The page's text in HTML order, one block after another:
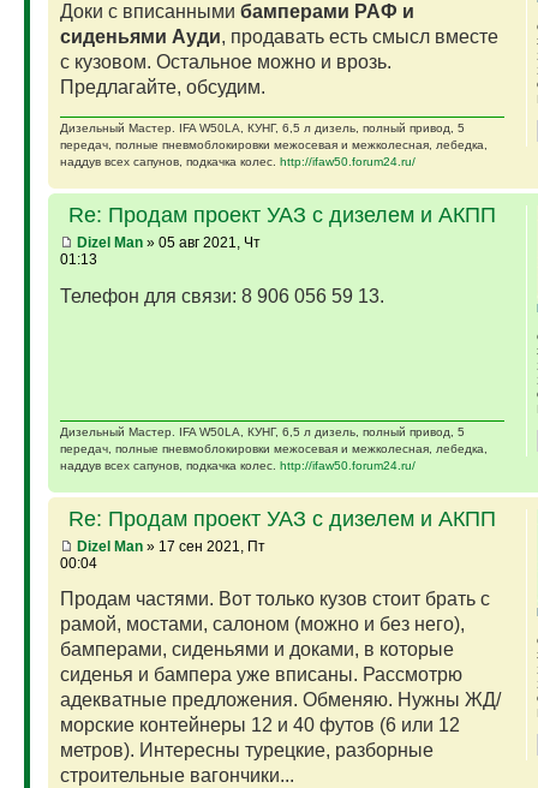
Доки с вписанными бамперами РАФ и
сиденьями Ауди, продавать есть смысл вместе
с кузовом. Остальное можно и врозь.
Предлагайте, обсудим.
Дизельный Мастер. IFA W50LA, КУНГ, 6,5 л дизель, полный привод, 5
передач, полные пневмоблокировки межосевая и межколесная, лебедка,
наддув всех сапунов, подкачка колес. http://ifaw50.forum24.ru/
Re: Продам проект УАЗ с дизелем и АКПП
Dizel Man» 05 авг 2021, Чт
01:13
Телефон для связи: 8 906 056 59 13.
Дизельный Мастер. IFA W50LA, КУНГ, 6,5 л дизель, полный привод, 5
передач, полные пневмоблокировки межосевая и межколесная, лебедка,
наддув всех сапунов, подкачка колес. http://ifaw50.forum24.ru/
Re: Продам проект УАЗ с дизелем и АКПП
Dizel Man» 17 сен 2021, Пт
00:04
Продам частями. Вот только кузов стоит брать с
рамой, мостами, салоном (можно и без него),
бамперами, сиденьями и доками, в которые
сиденья и бампера уже вписаны. Рассмотрю
адекватные предложения. Обменяю. Нужны ЖД/
морские контейнеры 12 и 40 футов (6 или 12
метров). Интересны турецкие, разборные
строительные вагончики...